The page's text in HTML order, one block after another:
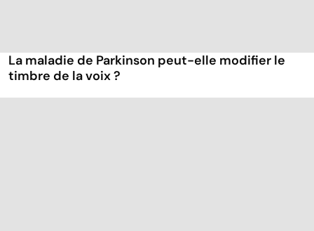
La maladie de Parkinson peut-elle modifier le
timbre de la voix ?